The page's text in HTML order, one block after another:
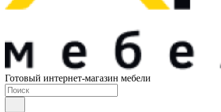
Готовый интернет-магазин мебели